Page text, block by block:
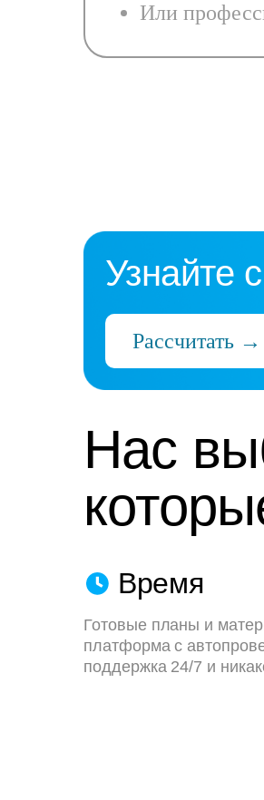
Или
Узнайте
Рассчитать →
Нас
Время
Готовые планы и
платформа с
поддержка 24/7 и